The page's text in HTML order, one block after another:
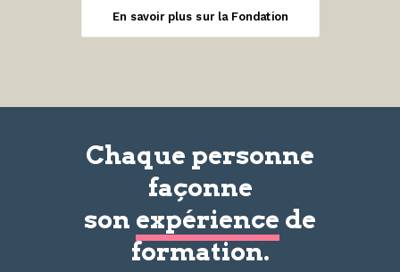
En savoir plus sur la Fondation
Chaque personne
façonne
son expérience de
formation.